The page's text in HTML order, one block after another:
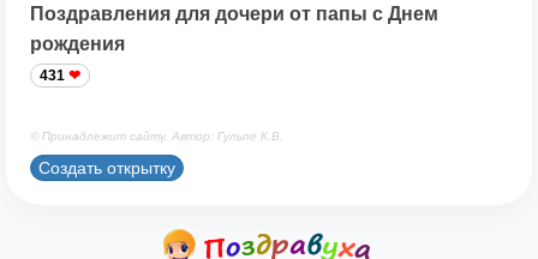
Поздравления для дочери от папы с Днем
рождения
431
© Принадлежит сайту. Автор: Гульпе К.В.
Создать открытку